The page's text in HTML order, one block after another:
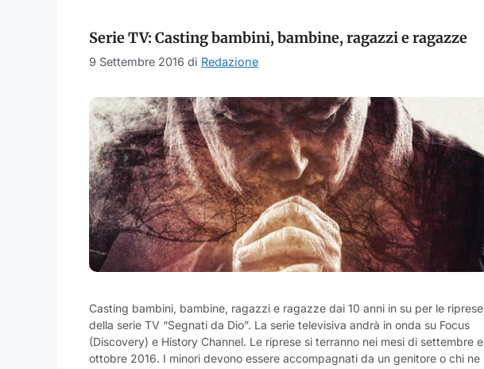
Serie TV: Casting bambini, bambine, ragazzi e ragazze
9 Settembre 2016 di Redazione
Casting bambini, bambine, ragazzi e ragazze dai 10 anni in su per le riprese
della serie TV “Segnati da Dio”. La serie televisiva andrà in onda su Focus
(Discovery) e History Channel. Le riprese si terranno nei mesi di settembre e
ottobre 2016. I minori devono essere accompagnati da un genitore o chi ne